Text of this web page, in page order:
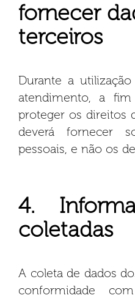
fornecer
terceiros
Durante a
atendimento, a
proteger os direitos
deverá fornecer
pessoais, e não os
4.
coletadas
A coleta de dados
conformidade